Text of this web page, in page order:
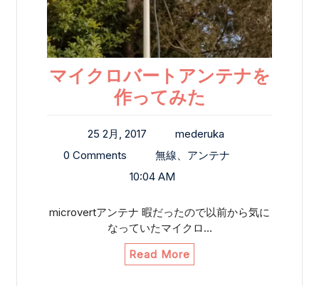
マイクロバートアンテナを
作ってみた
25 2月, 2017
mederuka
0 Comments
無線、アンテナ
10:04 AM
microvertアンテナ 暇だったので以前から気に
なっていたマイクロ…
Read More